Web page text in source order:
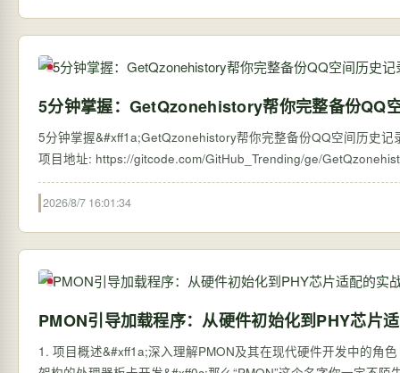
5分钟掌握：GetQzonehistory帮你完整备份QQ
5分钟掌握&#xff1a;GetQzonehistory帮你完整备份QQ空间历史
2026/8/7 16:01:34
PMON引导加载程序：从硬件初始化到PHY芯片
1. 项目概述&#xff1a;深入理解PMON及其在现代硬件开发中的角